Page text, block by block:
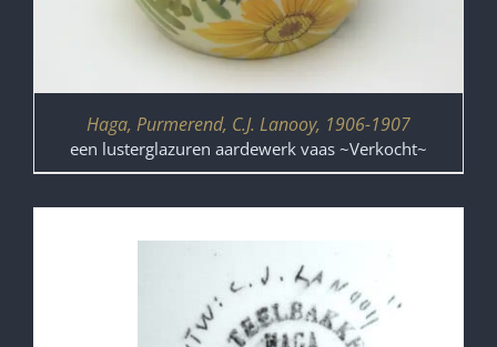
Haga, Purmerend, C.J. Lanooy, 1906-1907
een lusterglazuren aardewerk vaas ~Verkocht~